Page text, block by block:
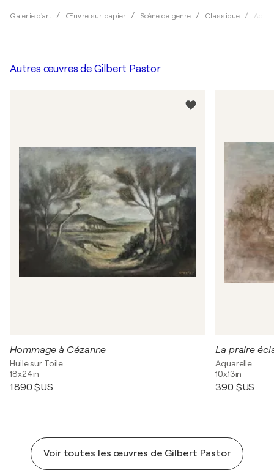
Galerie d'art Œuvre sur papier Scène de genre Classique
Autres œuvres de Gilbert Pastor
Hommage à Cézanne
Huile sur Toile
18x24in
1 890 $US
Aquarelle
10x13in
390 $US
Voir toutes les œuvres de Gilbert Pastor